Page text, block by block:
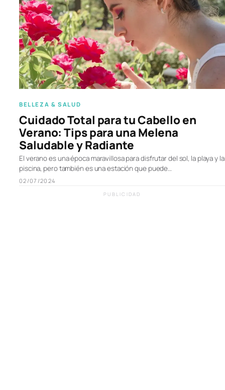
BELLEZA & SALUD
Cuidado Total para tu Cabello en
Verano: Tips para una Melena
Saludable y Radiante
El verano es una época maravillosa para disfrutar del sol, la playa y la
piscina, pero también es una estación que puede…
02/07/2024
PUBLICIDAD